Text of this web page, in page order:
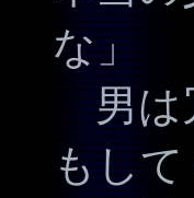
な」
男は
もし